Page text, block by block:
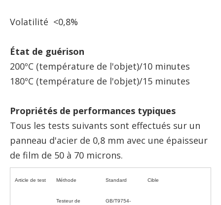
Volatilité <0,8%
État de guérison
200ºC (température de l'objet)/10 minutes
180ºC (température de l'objet)/15 minutes
Propriétés de performances typiques
Tous les tests suivants sont effectués sur un
panneau d'acier de 0,8 mm avec une épaisseur
de film de 50 à 70 microns.
Article de test Méthode Standard Cible
Testeur de GB/T9754-